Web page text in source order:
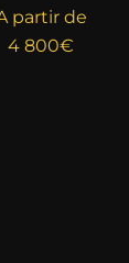
partir de
4 800€